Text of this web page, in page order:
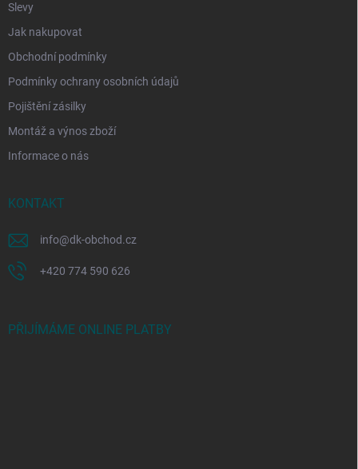
Slevy
Jak nakupovat
Obchodní podmínky
Podmínky ochrany osobních údajů
Pojištění zásilky
Montáž a výnos zboží
Informace o nás
KONTAKT
info@dk-obchod.cz
+420 774 590 626
PŘIJÍMÁME ONLINE PLATBY